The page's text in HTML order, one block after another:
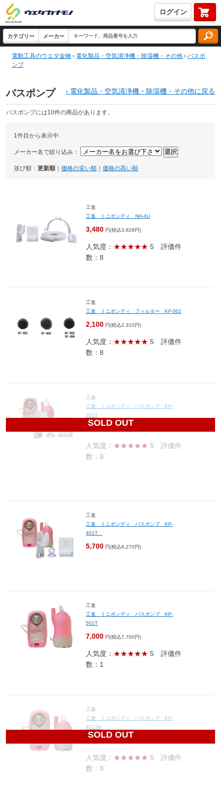
ログイン
電動工具のウエダ金物 › 電化製品・空気清浄機・除湿機・その他 › バスポ
ンプ
バスポンプ › 電化製品・空気清浄機・除湿機・その他に戻る
バスポンプには10件の商品があります。
1件目から表示中
メーカー名で絞り込み：
並び順： 更新順 価格の安い順 価格の高い順
工進
工進 ミニポンディ NH-4U
3,480 円(税込3,828円)
人気度： ★★★★★ 5 評価件
数：8
工進
工進 ミニポンディ フィルター KF-002
2,100 円(税込2,310円)
人気度： ★★★★★ 5 評価件
数：8
SOLD OUT
工進
工進 ミニポンディ バスポンプ KP-
301T
4,300
人気度： ★★★★★ 5 評価件
数：8
工進
工進 ミニポンディ バスポンプ KP-
401T
5,700 円(税込6,270円)
工進
工進 ミニポンディ バスポンプ KP-
501T
7,000 円(税込7,700円)
人気度： ★★★★★ 5 評価件
数：1
SOLD OUT
工進
工進 ミニポンディ バスポンプ KP-
401TH
6,270
人気度： ★★★★★ 5 評価件
数：8